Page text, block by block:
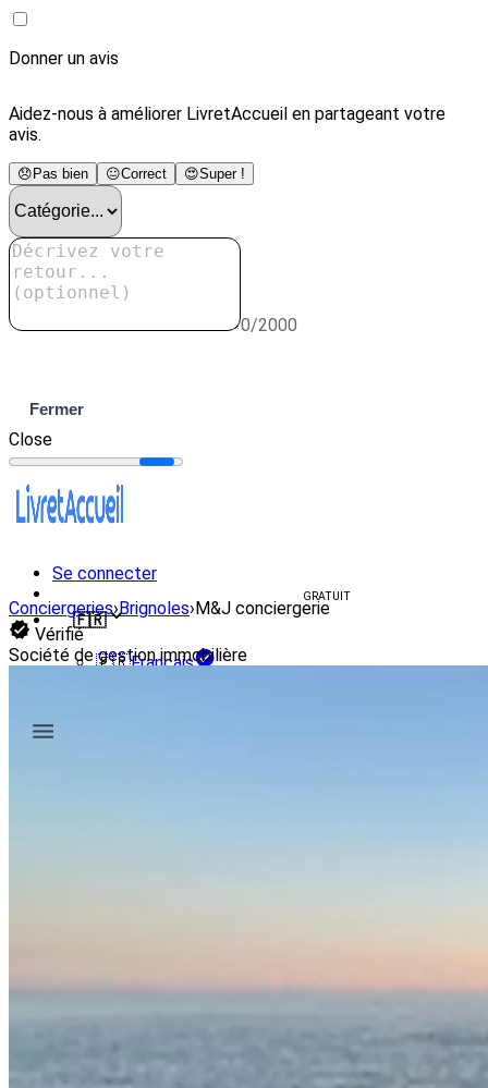
Donner un avis
Aidez-nous à améliorer LivretAccueil en partageant votre
avis.
😞 Pas bien 😐Correct 😍Super !
0/2000
Fermer
Close
Se connecter
GRATUIT
🇫🇷
🇫🇷Français
Conciergeries›Brignoles› M&J conciergerie
Vérifié
Société de gestion immobilière